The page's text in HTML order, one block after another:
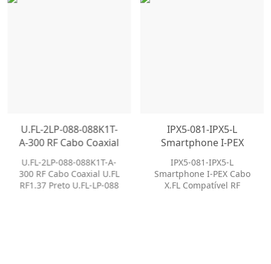
U.FL-2LP-088-088K1T-
A-300 RF Cabo Coaxial
LP-088 Compatível
com Cabo I-PEX
U.FL-2LP-088-088K1T-A-
300 RF Cabo Coaxial U.FL
RF1.37 Preto U.FL-LP-088
IPX5-081-IPX5-L
Smartphone I-PEX
RF Conjunto de Cabo
com Clipe de
Aterramento
IPX5-081-IPX5-L
Smartphone I-PEX Cabo
X.FL Compatível RF